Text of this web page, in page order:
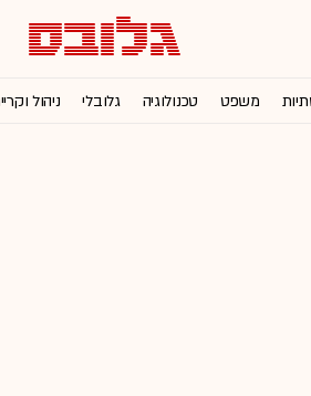
משפט טכנולוגיה גלובלי ניהול